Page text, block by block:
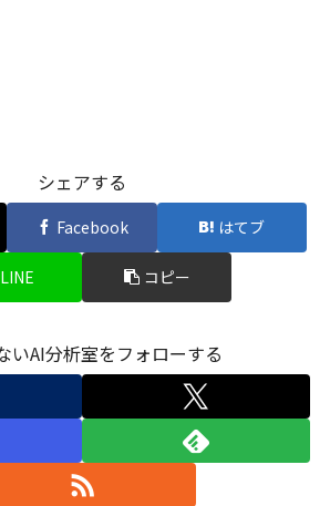
シェアする
Facebook はてブ
LINE コピー
いAI分析室をフォローする